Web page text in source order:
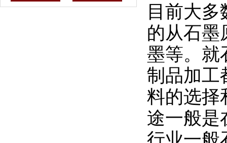
目前大多
的从石墨
墨等。就
制品加工
料的选择
途一般是